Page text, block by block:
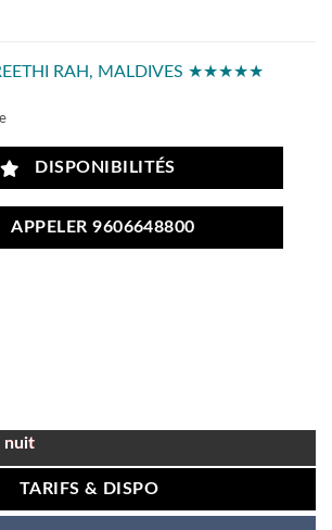
RAH, MALDIVES ★★★★★
DISPONIBILITÉS
APPELER 9606648800
nuit
TARIFS & DISPO